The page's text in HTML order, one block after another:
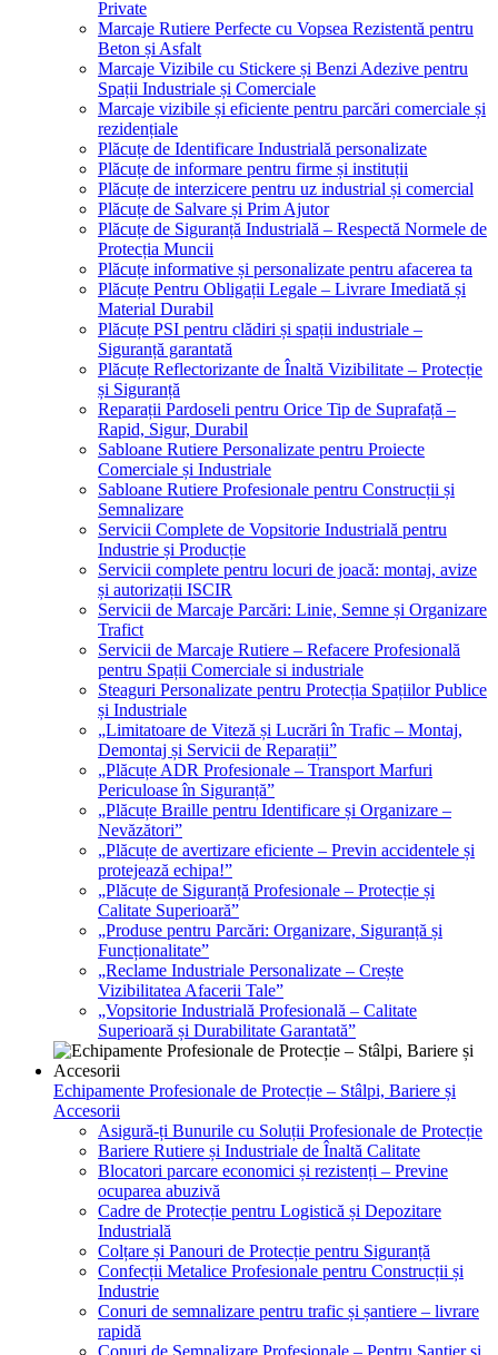
Private
Marcaje Rutiere Perfecte cu Vopsea Rezistentă pentru
Beton și Asfalt
Marcaje Vizibile cu Stickere și Benzi Adezive pentru
Spații Industriale și Comerciale
Marcaje vizibile și eficiente pentru parcări comerciale și
rezidențiale
Plăcuțe de Identificare Industrială personalizate
Plăcuțe de informare pentru firme și instituții
Plăcuțe de interzicere pentru uz industrial și comercial
Plăcuțe de Salvare și Prim Ajutor
Plăcuțe de Siguranță Industrială – Respectă Normele de
Protecția Muncii
Plăcuțe informative și personalizate pentru afacerea ta
Plăcuțe Pentru Obligații Legale – Livrare Imediată și
Material Durabil
Plăcuțe PSI pentru clădiri și spații industriale –
Siguranță garantată
Plăcuțe Reflectorizante de Înaltă Vizibilitate – Protecție
și Siguranță
Reparații Pardoseli pentru Orice Tip de Suprafață –
Rapid, Sigur, Durabil
Sabloane Rutiere Personalizate pentru Proiecte
Comerciale și Industriale
Sabloane Rutiere Profesionale pentru Construcții și
Semnalizare
Servicii Complete de Vopsitorie Industrială pentru
Industrie și Producție
Servicii complete pentru locuri de joacă: montaj, avize
și autorizații ISCIR
Servicii de Marcaje Parcări: Linie, Semne și Organizare
Trafict
Servicii de Marcaje Rutiere – Refacere Profesională
pentru Spații Comerciale si industriale
Steaguri Personalizate pentru Protecția Spațiilor Publice
și Industriale
„Limitatoare de Viteză și Lucrări în Trafic – Montaj,
Demontaj și Servicii de Reparații”
„Plăcuțe ADR Profesionale – Transport Marfuri
Periculoase în Siguranță”
„Plăcuțe Braille pentru Identificare și Organizare –
Nevăzători”
„Plăcuțe de avertizare eficiente – Previn accidentele și
protejează echipa!”
„Plăcuțe de Siguranță Profesionale – Protecție și
Calitate Superioară”
„Produse pentru Parcări: Organizare, Siguranță și
Funcționalitate”
„Reclame Industriale Personalizate – Crește
Vizibilitatea Afacerii Tale”
„Vopsitorie Industrială Profesională – Calitate
Superioară și Durabilitate Garantată”
Echipamente Profesionale de Protecție – Stâlpi, Bariere și
Accesorii
Asigură-ți Bunurile cu Soluții Profesionale de Protecție
Bariere Rutiere și Industriale de Înaltă Calitate
Blocatori parcare economici și rezistenți – Previne
ocuparea abuzivă
Cadre de Protecție pentru Logistică și Depozitare
Industrială
Colțare și Panouri de Protecție pentru Siguranță
Confecții Metalice Profesionale pentru Construcții și
Industrie
Conuri de semnalizare pentru trafic și șantiere – livrare
rapidă
Conuri de Semnalizare Profesionale – Pentru Șantier și